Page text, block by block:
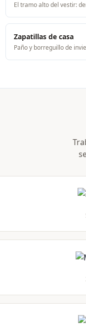
El tramo alto del vestir:
Zapatillas de casa
Paño y borreguillo de